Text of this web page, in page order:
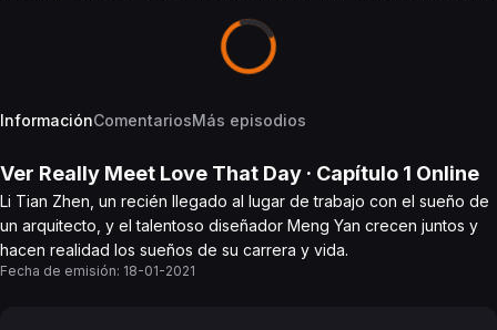
InformaciónComentariosMás episodios
Ver Really Meet Love That Day · Capítulo 1 Online
Li Tian Zhen, un recién llegado al lugar de trabajo con el sueño de
un arquitecto, y el talentoso diseñador Meng Yan crecen juntos y
hacen realidad los sueños de su carrera y vida.
Fecha de emisión: 18-01-2021